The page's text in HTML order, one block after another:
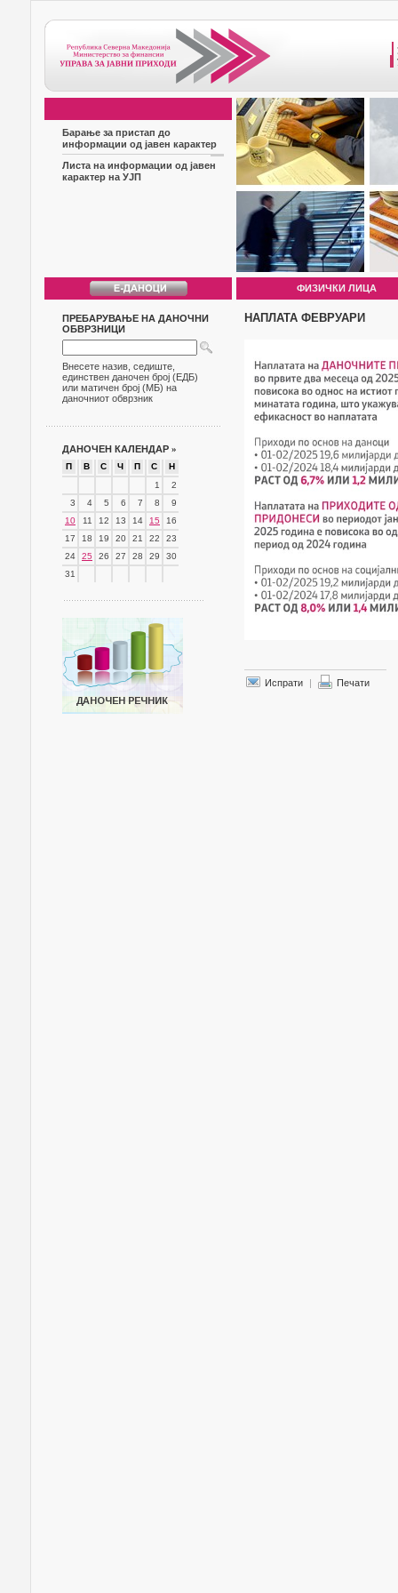
Барање за пристап до
информации од јавен карактер
Листа на информации од јавен
карактер на УЈП
ФИЗИЧКИ ЛИЦА
ПРЕБАРУВАЊЕ НА ДАНОЧНИ
ОБВРЗНИЦИ
Внесете назив, седиште,
единствен даночен број (ЕДБ)
или матичен број (МБ) на
даночниот обврзник
ДАНОЧЕН КАЛЕНДАР »
П В С Ч П С
Н
1
2
3
4 5 6 7 8
9
10
11 12 13 14 15
16
17
18 19 20 21 22
23
24
25 26 27 28 29
30
31
НАПЛАТА ФЕВРУАРИ
Испрати | Печати